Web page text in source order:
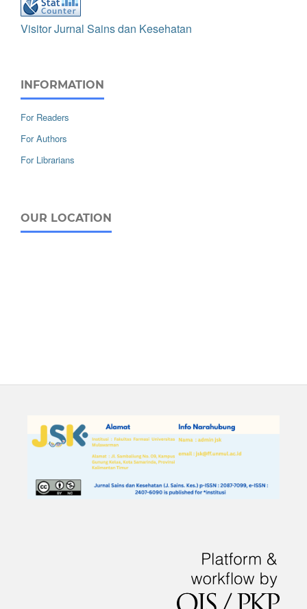
Visitor Jurnal Sains dan Kesehatan
INFORMATION
For Readers
For Authors
For Librarians
OUR LOCATION